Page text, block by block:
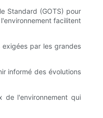
Standard (GOTS) pour
facilitent
par les grandes
informé des évolutions
de l'environnement qui